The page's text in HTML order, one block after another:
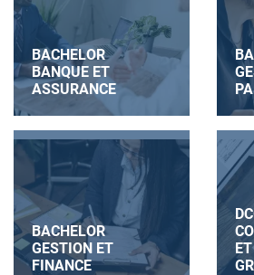
BACHELOR
BANQUE ET
ASSURANCE
BACHELOR
GESTION ET
FINANCE